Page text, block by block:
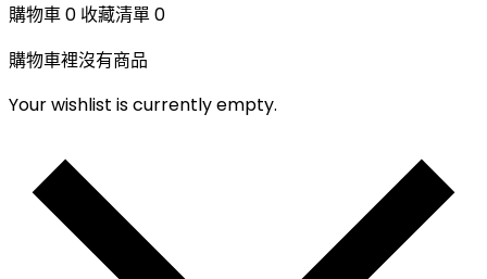
購物車0 收藏清單0
購物車裡沒有商品
Your wishlist is currently empty.